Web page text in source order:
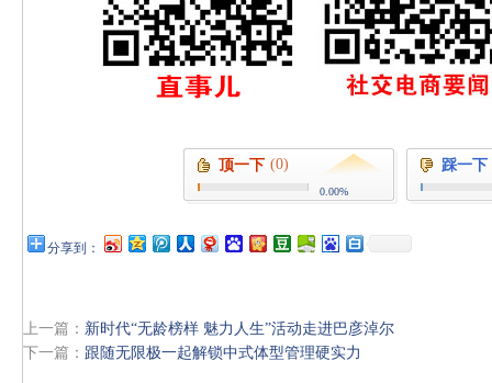
顶一下 (0)
0.00%
踩一下
分享到：
上一篇： 新时代“无龄榜样 魅力人生”活动走进巴彦淖尔
下一篇： 跟随无限极一起解锁中式体型管理硬实力